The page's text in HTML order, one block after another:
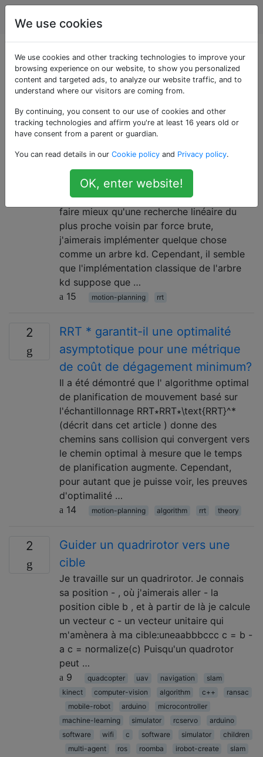
Robotique
Questions marquées
«rrt»
2
Structure de données du plus
proche voisin pour l'espace de
configuration non euclidien
J'essaie d'implémenter une structure de
voisin le plus proche à utiliser dans un
planificateur de mouvement RRT. Afin de
faire mieux qu'une recherche linéaire du
plus proche voisin par force brute,
j'aimerais implémenter quelque chose
comme un arbre kd. Cependant, il semble
que l'implémentation classique de l'arbre
kd suppose que …
15
motion-planning rrt
2
RRT * garantit-il une optimalité
asymptotique pour une métrique
de coût de dégagement minimum?
Il a été démontré que l' algorithme optimal
de planification de mouvement basé sur
l'échantillonnage RRT∗RRT∗\text{RRT}^*
(décrit dans cet article ) donne des
chemins sans collision qui convergent vers
le chemin optimal à mesure que le temps
de planification augmente. Cependant,
pour autant que je puisse voir, les preuves
d'optimalité …
14
motion-planning algorithm rrt theory
2
Guider un quadrirotor vers une
cible
Je travaille sur un quadrirotor. Je connais
sa position - , où j'aimerais aller - la
position cible b , et à partir de là je calcule
un vecteur c - un vecteur unitaire qui
m'amènera à ma cible:uneaabbbccc c = b -
a c = normalize(c) Puisqu'un quadrotor
peut …
9
quadcopter uav navigation
slam
kinect
computer-vision algorithm c++
ransac
mobile-robot
arduino
microcontroller
machine-learning
simulator rcservo
arduino
software
wifi c software simulator
children
multi-agent
ros roomba irobot-create
slam
We use cookies
We use cookies and other tracking technologies to improve your
browsing experience on our website, to show you personalized
content and targeted ads, to analyze our website traffic, and to
understand where our visitors are coming from.
By continuing, you consent to our use of cookies and other
tracking technologies and affirm you're at least 16 years old or
have consent from a parent or guardian.
You can read details in our Cookie policy and Privacy policy.
OK, enter website!